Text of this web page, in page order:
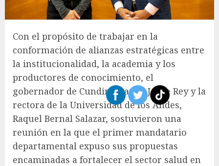
Con el propósito de trabajar en la
conformación de alianzas estratégicas entre
la institucionalidad, la academia y los
productores de conocimiento, el
gobernador de Cundinamarca, Jorge Rey y la
rectora de la Universidad de los Andes,
Raquel Bernal Salazar, sostuvieron una
reunión en la que el primer mandatario
departamental expuso sus propuestas
encaminadas a fortalecer el sector salud en